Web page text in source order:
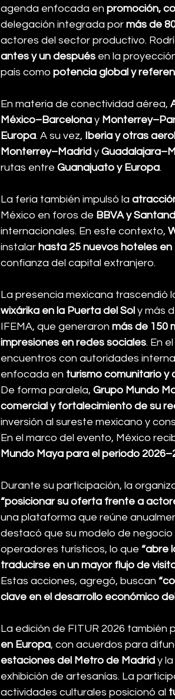
agenda enfocada en promoción,
delegación integrada por más de
actores del sector productivo.
antes y un después en la
país como potencia global y
En materia de conectividad aérea,
México–Barcelona y
Europa. A su vez, Iberia y otras
Monterrey–Madrid y
rutas entre Guanajuato y Europa.
La feria también impulsó la
México en foros de BBVA y
internacionales. En este contexto,
instalar hasta 25 nuevos hoteles en
confianza del capital extranjero.
La presencia mexicana trascendió
wixárika en la Puerta del Sol y más
IFEMA, que generaron más de 150
impresiones en redes sociales. En
encuentros con autoridades
enfocada en turismo comunitario y
De forma paralela, Grupo Mundo
comercial y fortalecimiento de su
inversión al sureste mexicano y
En el marco del evento, México
Mundo Maya para el periodo
Durante su participación, la
“posicionar su oferta frente a
una plataforma que reúne
destacó que su modelo de
operadores turísticos, lo que “abre
traducirse en un mayor flujo de
Estas acciones, agregó, buscan
clave en el desarrollo económico
La edición de FITUR 2026 también
en Europa, con acuerdos para
estaciones del Metro de Madrid y
exhibición de artesanías. La
actividades culturales posicionó al